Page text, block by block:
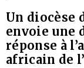
Un diocèse
envoie une
réponse à
africain de